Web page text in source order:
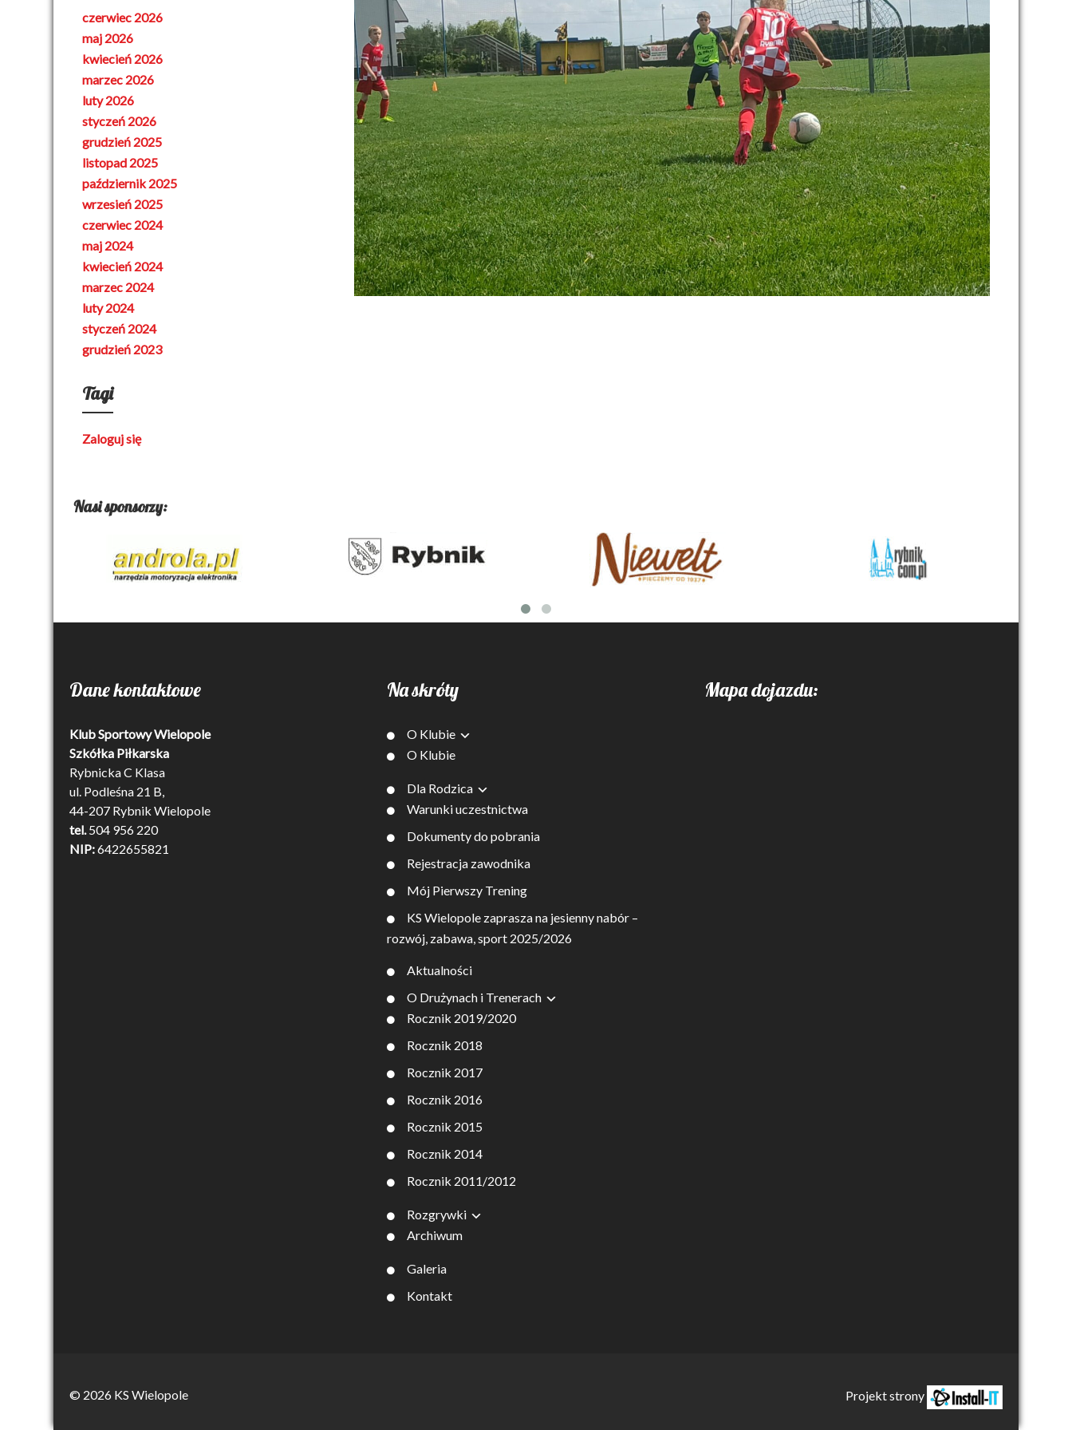
czerwiec 2026
maj 2026
kwiecień 2026
marzec 2026
luty 2026
styczeń 2026
grudzień 2025
listopad 2025
październik 2025
wrzesień 2025
czerwiec 2024
maj 2024
kwiecień 2024
marzec 2024
luty 2024
styczeń 2024
grudzień 2023
Tagi
Zaloguj się
Nasi sponsorzy:
Dane kontaktowe
Klub Sportowy Wielopole
Szkółka Piłkarska
Rybnicka C Klasa
ul. Podleśna 21 B,
44-207 Rybnik Wielopole
tel. 504 956 220
NIP:6422655821
Na skróty
O Klubie
O Klubie
Dla Rodzica
Warunki uczestnictwa
Dokumenty do pobrania
Rejestracja zawodnika
Mój Pierwszy Trening
KS Wielopole zaprasza na jesienny nabór –
rozwój, zabawa, sport 2025/2026
Aktualności
O Drużynach i Trenerach
Rocznik 2019/2020
Rocznik 2018
Rocznik 2017
Rocznik 2016
Rocznik 2015
Rocznik 2014
Rocznik 2011/2012
Rozgrywki
Archiwum
Galeria
Kontakt
Mapa dojazdu:
© 2026 KS Wielopole Projekt strony